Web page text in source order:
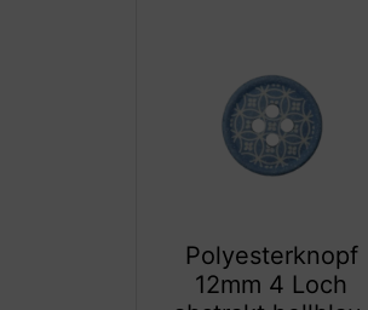
Polyesterknopf
12mm 4 Loch